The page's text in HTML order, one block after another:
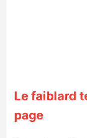
Le faiblard
page